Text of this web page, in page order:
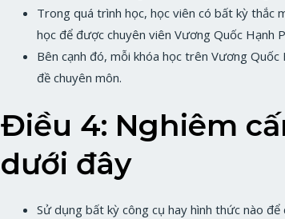
Trong quá trình học, học viên có bất kỳ thắc
học để được chuyên viên Vương Quốc Hạnh
Bên cạnh đó, mỗi khóa học trên Vương
đề chuyên môn.
Điều 4: Nghiêm
dưới đây
Sử dụng bất kỳ công cụ hay hình thức nào